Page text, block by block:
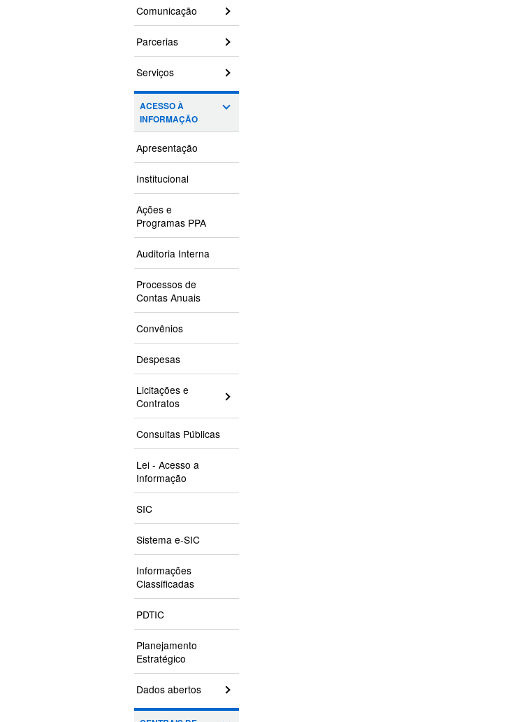
Comunicação
Parcerias
Serviços
ACESSO À
INFORMAÇÃO
Apresentação
Institucional
Ações e
Programas PPA
Auditoria Interna
Processos de
Contas Anuais
Convênios
Despesas
Licitações e
Contratos
Consultas Públicas
Lei - Acesso a
Informação
SIC
Sistema e-SIC
Informações
Classificadas
PDTIC
Planejamento
Estratégico
Dados abertos